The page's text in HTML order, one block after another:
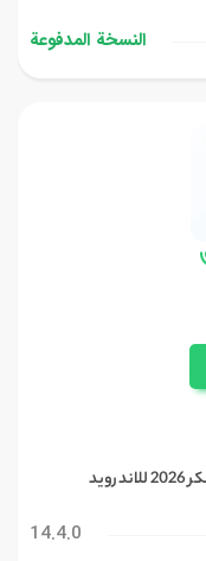
النسخة المدفوعة
14.4.0